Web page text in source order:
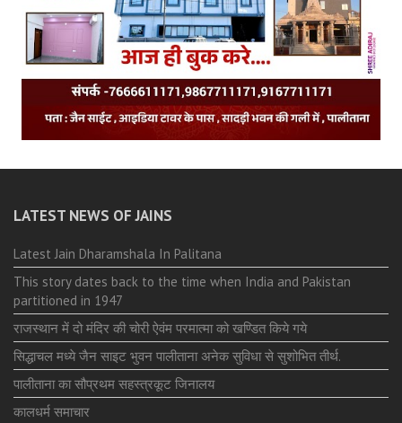
LATEST NEWS OF JAINS
Latest Jain Dharamshala In Palitana
This story dates back to the time when India and Pakistan
partitioned in 1947
राजस्थान में दो मंदिर की चोरी ऐवंम परमात्मा को खण्डित किये गये
सिद्धाचल मध्ये जैन साइट भुवन पालीताना अनेक सुविधा से सुशोभित तीर्थ.
पालीताना का सौप्रथम सहस्त्रकूट जिनालय
कालधर्म समाचार